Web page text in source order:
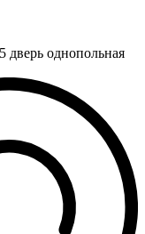
однопольная